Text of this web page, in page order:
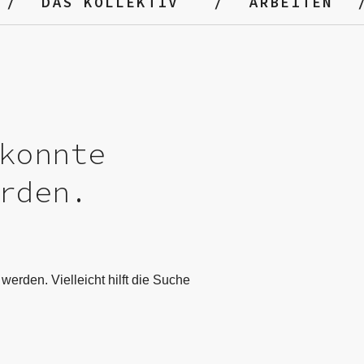
Vielleicht hilft die Suche